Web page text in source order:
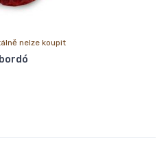
nelze koupit